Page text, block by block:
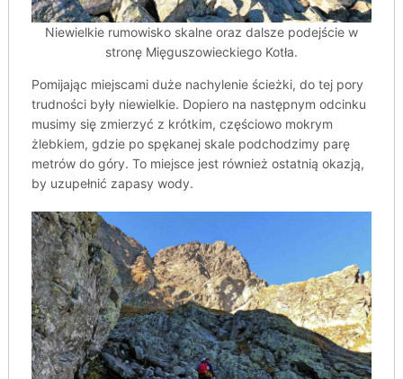
Niewielkie rumowisko skalne oraz dalsze podejście w
stronę Mięguszowieckiego Kotła.
Pomijając miejscami duże nachylenie ścieżki, do tej pory
trudności były niewielkie. Dopiero na następnym odcinku
musimy się zmierzyć z krótkim, częściowo mokrym
żlebkiem, gdzie po spękanej skale podchodzimy parę
metrów do góry. To miejsce jest również ostatnią okazją,
by uzupełnić zapasy wody.